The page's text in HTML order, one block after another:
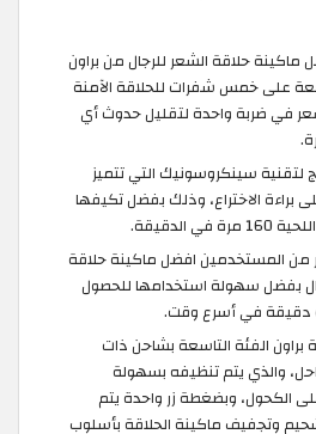
ماكينة حلاقة الشعر للرجال من براون
على خمس شفرات للحلاقة الآمنة
في ضربة واحدة لتقليل حدوث أي
لتقنية سينكروسونيك التي تتميز
براءة الاختراع، وذلك بفضل تكيفها
الدقيقة.
من المستخدمين افضل ماكينة حلاقة
بفضل سهولة استخدامها للحصول
دقيقة في أسرع وقت.
براون الفئة التاسعة بشاحن ذات
والذي يتم تنظيفه بسهولة
الكحول، وبضغطة زر واحدة يتم
وتجفيف ماكينة الحلاقة بأسلوب